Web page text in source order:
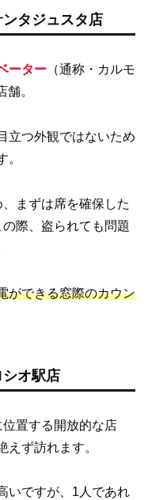
タジュスタ店
ーター （通称・カルモ
。
立つ外観ではないため
。
まずは席を確保した
際、盗られても問題
ができる窓際のカウン
オ駅店
置する開放的な店
ず訪れます。
いですが、1人であれ